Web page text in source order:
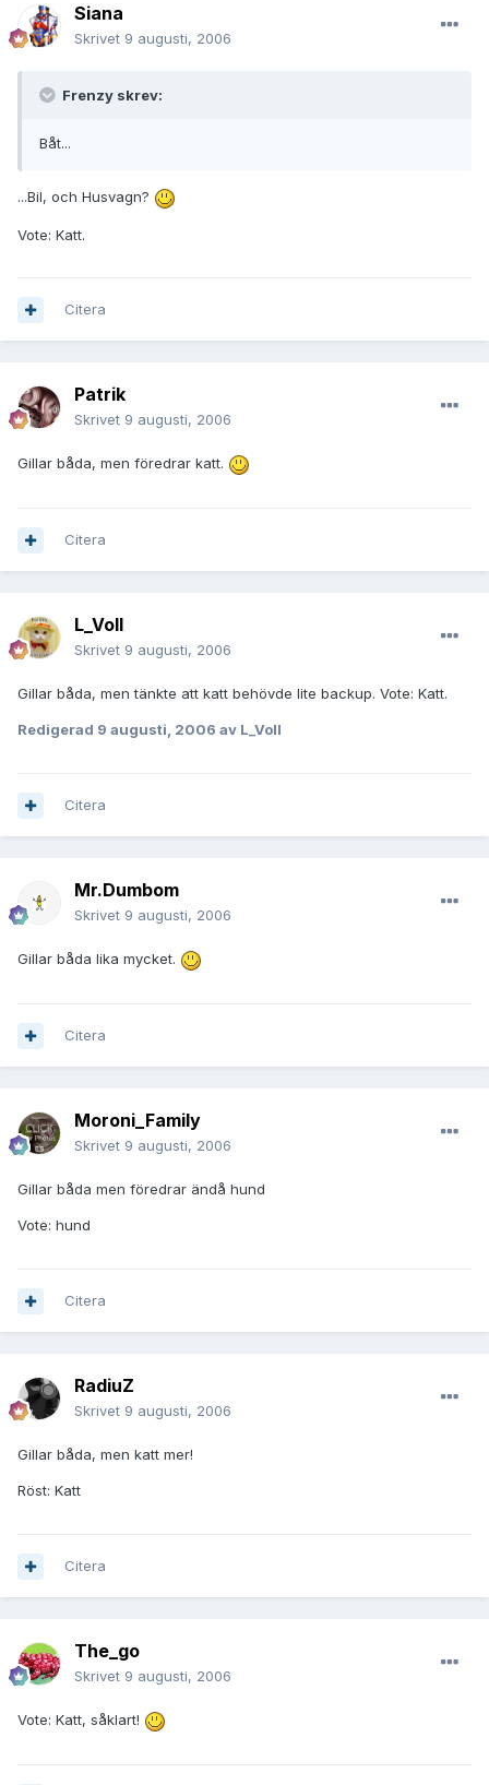
Siana
Skrivet 9 augusti, 2006
Frenzy skrev:
Båt...
...Bil, och Husvagn?
Vote: Katt.
Citera
Patrik
Skrivet 9 augusti, 2006
Gillar båda, men föredrar katt.
Citera
L_Voll
Skrivet 9 augusti, 2006
Gillar båda, men tänkte att katt behövde lite backup. Vote: Katt.
Redigerad 9 augusti, 2006 av L_Voll
Citera
Mr.Dumbom
Skrivet 9 augusti, 2006
Gillar båda lika mycket.
Citera
Moroni_Family
Skrivet 9 augusti, 2006
Gillar båda men föredrar ändå hund
Vote: hund
Citera
RadiuZ
Skrivet 9 augusti, 2006
Gillar båda, men katt mer!
Röst: Katt
Citera
The_go
Skrivet 9 augusti, 2006
Vote: Katt, såklart!